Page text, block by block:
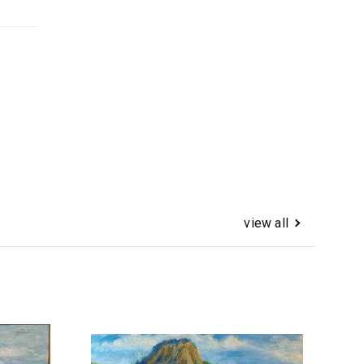
view all